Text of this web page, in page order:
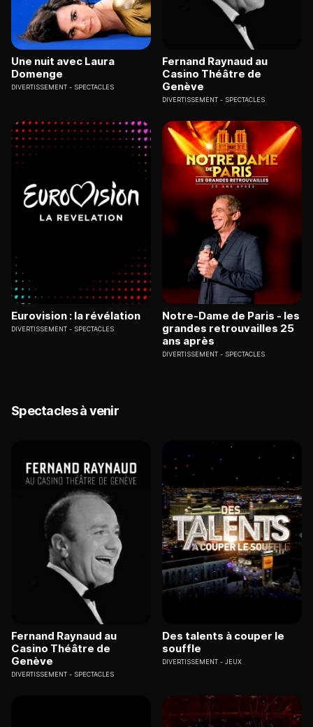
Une nuit avec Laura
Domenge
DIVERTISSEMENT SPECTACLES
Fernand Raynaud au
Casino Théâtre de
Genève
DIVERTISSEMENT SPECTACLES
Eurovision : la révélation
DIVERTISSEMENT SPECTACLES
Notre-Dame de Paris - les
grandes retrouvailles 25
ans après
DIVERTISSEMENT SPECTACLES
Spectacles à venir
Fernand Raynaud au
Casino Théâtre de
Genève
DIVERTISSEMENT SPECTACLES
Des talents à couper le
souffle
DIVERTISSEMENT JEUX